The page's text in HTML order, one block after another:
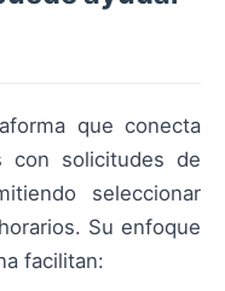
que conecta
con solicitudes de
seleccionar
Su enfoque
facilitan: